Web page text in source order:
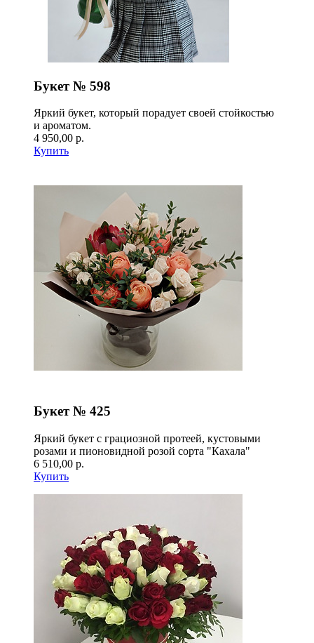
Букет № 598
Яркий букет, который порадует своей стойкостью
и ароматом.
4 950,00 р.
Купить
Букет № 425
Яркий букет с грациозной протеей, кустовыми
розами и пионовидной розой сорта "Кахала"
6 510,00 р.
Купить